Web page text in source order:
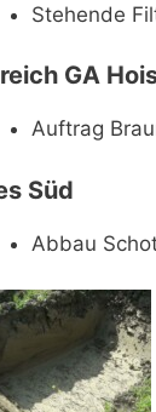
Stehende
GA
Auftrag
Süd
Abbau